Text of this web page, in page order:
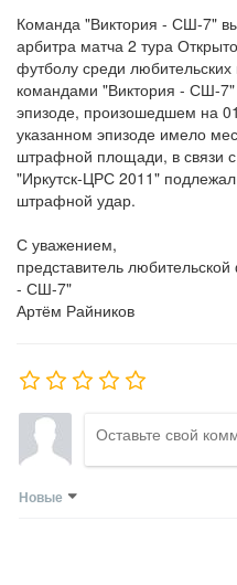
Команда "Виктория - СШ-7"
арбитра матча 2 тура
футболу среди
командами "Виктория - СШ-
эпизоде, произошедшем на
указанном эпизоде имело
штрафной площади, в связи
"Иркутск-ЦРС 2011"
штрафной удар.
С уважением,
представитель
- СШ-7"
Артём Райников
Новые